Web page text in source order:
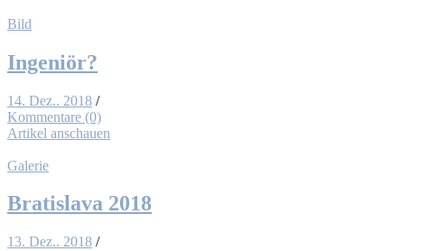
Bild
In­ge­niör?
14. Dez.. 2018 /
Kommentare (0)
Artikel anschauen
Galerie
Bra­tis­la­va 2018
13. Dez.. 2018 /